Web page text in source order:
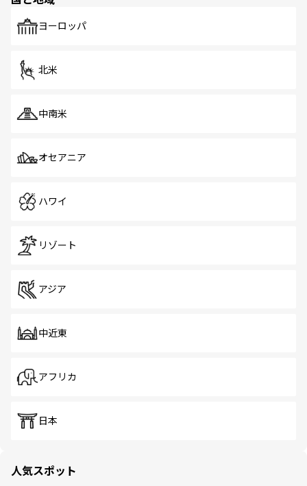
で、ホーカーズは地元の風情を楽しめる外せないスポット
ヨーロッパ
北米
中南米
オセアニア
ハワイ
リゾート
アジア
中近東
アフリカ
日本
人気スポット